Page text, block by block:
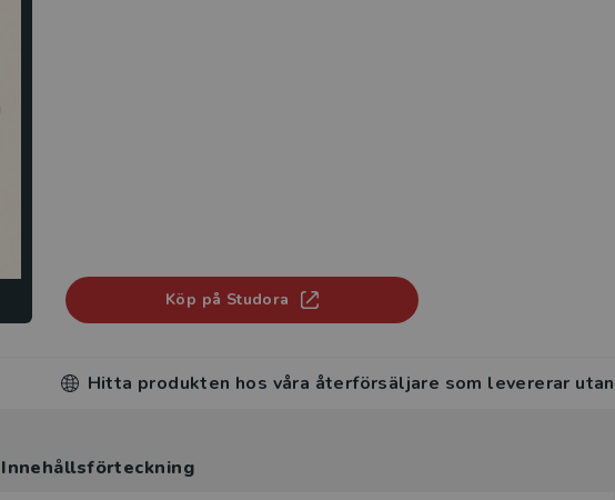
Köp på Studora
Hitta produkten hos våra återförsäljare som levererar
Innehållsförteckning